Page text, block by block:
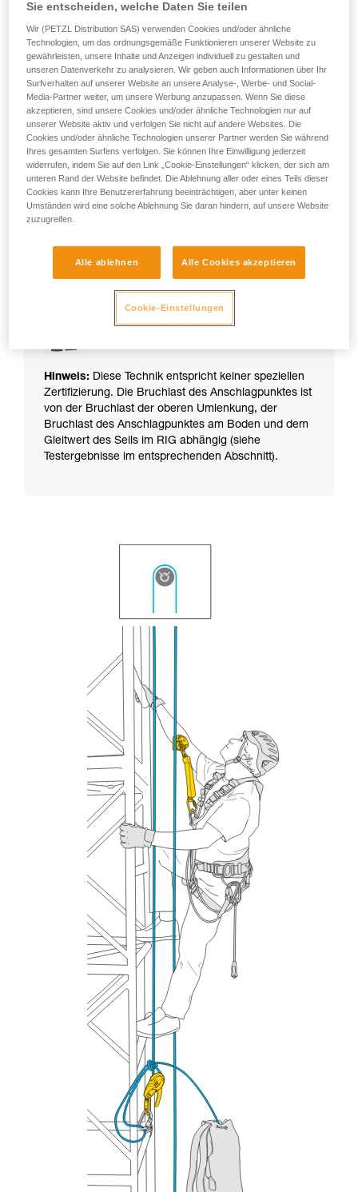
Stellen Sie den Hebel in die Position c
(Arbeitsplatzpositionierung). Beenden Sie die Installation bei
beiden Gerätetypen mit einem Schleifknoten und blockieren
Sie diesen mit einem Verbindungselement.
Der Anwender kann am installierten Seil entweder mit einem
System zur Fortbewegung am Seil (RIG, I’D, BASIC,
CROLL...) oder mit einem Auffangsystem (ASAP) aufsteigen.
Im Falle eines Problems kann die am Boden stehende
Person ihn schnell ablassen.
Hinweis: Diese Technik entspricht keiner speziellen
Zertifizierung. Die Bruchlast des Anschlagpunktes ist
von der Bruchlast der oberen Umlenkung, der
Bruchlast des Anschlagpunktes am Boden und dem
Gleitwert des Seils im RIG abhängig (siehe
Testergebnisse im entsprechenden Abschnitt).
Sie entscheiden, welche Daten Sie teilen
Wir (PETZL Distribution SAS) verwenden Cookies und/oder ähnliche
Technologien, um das ordnungsgemäße Funktionieren unserer Website zu
gewährleisten, unsere Inhalte und Anzeigen individuell zu gestalten und
unseren Datenverkehr zu analysieren. Wir geben auch Informationen über Ihr
Surfverhalten auf unserer Website an unsere Analyse-, Werbe- und Social-
Media-Partner weiter, um unsere Werbung anzupassen. Wenn Sie diese
akzeptieren, sind unsere Cookies und/oder ähnliche Technologien nur auf
unserer Website aktiv und verfolgen Sie nicht auf andere Websites. Die
Cookies und/oder ähnliche Technologien unserer Partner werden Sie während
Ihres gesamten Surfens verfolgen. Sie können Ihre Einwilligung jederzeit
widerrufen, indem Sie auf den Link „Cookie-Einstellungen“ klicken, der sich am
unteren Rand der Website befindet. Die Ablehnung aller oder eines Teils dieser
Cookies kann Ihre Benutzererfahrung beeinträchtigen, aber unter keinen
Umständen wird eine solche Ablehnung Sie daran hindern, auf unsere Website
zuzugreifen.
Alle ablehnen Alle Cookies akzeptieren
Cookie-Einstellungen